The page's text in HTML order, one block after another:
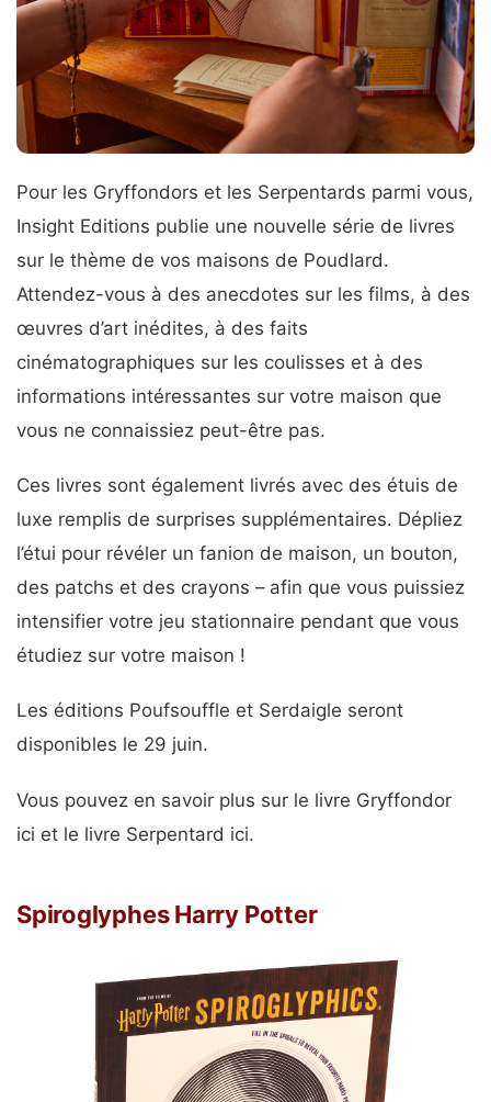
Pour les Gryffondors et les Serpentards parmi vous,
Insight Editions publie une nouvelle série de livres
sur le thème de vos maisons de Poudlard.
Attendez-vous à des anecdotes sur les films, à des
œuvres d’art inédites, à des faits
cinématographiques sur les coulisses et à des
informations intéressantes sur votre maison que
vous ne connaissiez peut-être pas.
Ces livres sont également livrés avec des étuis de
luxe remplis de surprises supplémentaires. Dépliez
l’étui pour révéler un fanion de maison, un bouton,
des patchs et des crayons – afin que vous puissiez
intensifier votre jeu stationnaire pendant que vous
étudiez sur votre maison !
Les éditions Poufsouffle et Serdaigle seront
disponibles le 29 juin.
Vous pouvez en savoir plus sur le livre Gryffondor
ici et le livre Serpentard ici.
Spiroglyphes Harry Potter